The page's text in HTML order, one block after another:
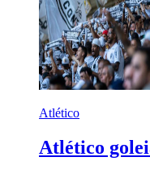
Atlético
Atlético